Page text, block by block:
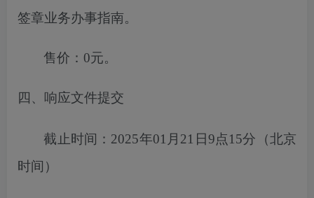
签章业务办事指南。
售价：0元。
四、响应文件提交
截止时间： 2025年01月21日9点15分 （北京
时间）